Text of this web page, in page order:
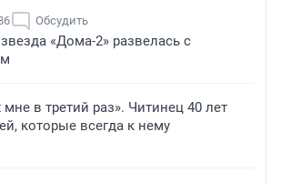
Обсудить
«Дома-2» развелась с
в третий раз». Читинец 40 лет
которые всегда к нему